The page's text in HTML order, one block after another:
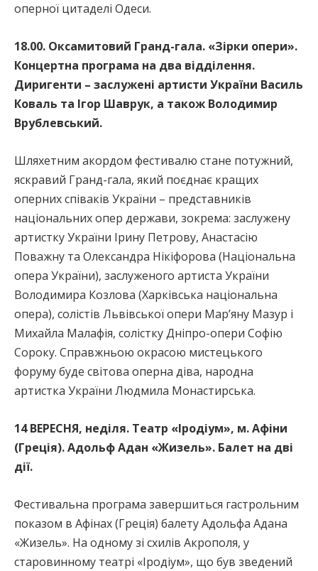
оперної цитаделі Одеси.
18.00. Оксамитовий Гранд-гала. «Зірки опери».
Концертна програма на два відділення.
Диригенти – заслужені артисти України Василь
Коваль та Ігор Шаврук, а також Володимир
Врублевський.
Шляхетним акордом фестивалю стане потужний,
яскравий Гранд-гала, який поєднає кращих
оперних співаків України – представників
національних опер держави, зокрема: заслужену
артистку України Ірину Петрову, Анастасію
Поважну та Олександра Нікіфорова (Національна
опера України), заслуженого артиста України
Володимира Козлова (Харківська національна
опера), солістів Львівської опери Мар’яну Мазур і
Михайла Малафія, солістку Дніпро-опери Софію
Сороку. Справжньою окрасою мистецького
форуму буде світова оперна діва, народна
артистка України Людмила Монастирська.
14 ВЕРЕСНЯ, неділя. Театр «Іродіум», м. Афіни
(Греція). Адольф Адан «Жизель». Балет на дві
дії.
Фестивальна програма завершиться гастрольним
показом в Афінах (Греція) балету Адольфа Адана
«Жизель». На одному зі схилів Акрополя, у
старовинному театрі «Іродіум», що був зведений